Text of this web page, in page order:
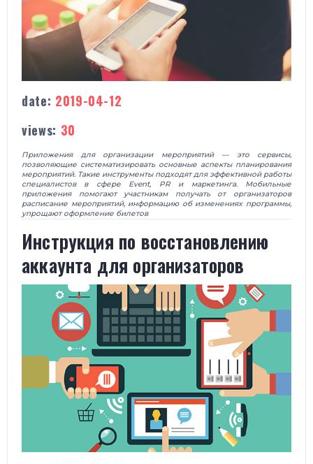
date: 2019-04-12
views: 30
Приложения для организации мероприятий — это сервисы,
позволяющие систематизировать основные аспекты планирования
мероприятий. Такие инструменты подходят для эффективной работы
специалистов в сфере Event, PR и маркетинга. Мобильные
приложения помогают участникам получать от организаторов
расписание мероприятий, информацию об изменениях программы,
упрощают оформление билетов
Инструкция по восстановлению
аккаунта для организаторов